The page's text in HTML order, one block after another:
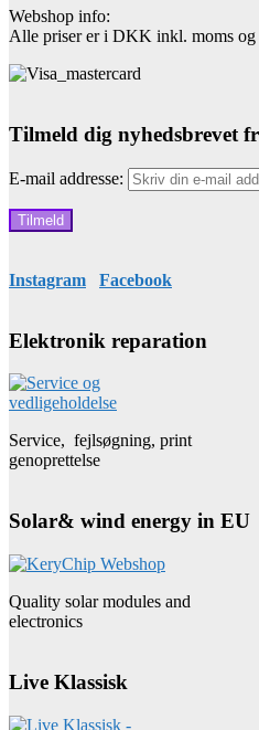
Webshop info:
Alle priser er i DKK inkl. moms
Tilmeld dig nyhedsbrevet
E-mail addresse:
Instagram Facebook
Elektronik reparation
Service, fejlsøgning, print
genoprettelse
Solar& wind energy in EU
Quality solar modules and
electronics
Live Klassisk